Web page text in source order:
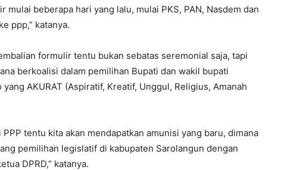
beberapa hari yang lalu, mulai PKS, PAN, Nasdem dan
ppp,” katanya.
formulir tentu bukan sebatas seremonial saja, tapi
berkoalisi dalam pemilihan Bupati dan wakil bupati
AKURAT (Aspiratif, Kreatif, Unggul, Religius, Amanah
tentu kita akan mendapatkan amunisi yang baru, dimana
pemilihan legislatif di kabupaten Sarolangun dengan
DPRD,” katanya.